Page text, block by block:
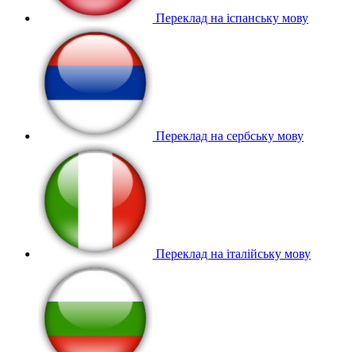
Переклад на іспанську мову
Переклад на сербську мову
Переклад на італійську мову